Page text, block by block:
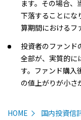
ます。その場合、
下落することにな
算期間におけるフ
投資者のファンド
全部が、実質的に
す。ファンド購入
の値上がりが小さ
HOME
国内投資信